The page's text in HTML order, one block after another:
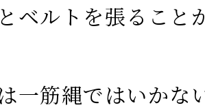
ベルトを張ること
一筋縄ではいかな